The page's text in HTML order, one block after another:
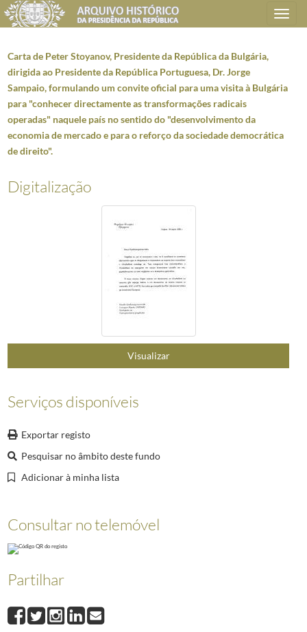
Toggle
navigation
Plano de classificação
Presidência da República
Carta de Todor Jivkov, Presidente do Conselho de Estado da
Carta de Peter Stoyanov, Presidente da República da Bulgária,
Carta do Presidente da República, Jorge Sampaio, dirigida a Peter
Carta de Peter Stoyanov, Presidente da República da Bulgária, dirigida
Carta do Presidente da República Portuguesa, Jorge Sampaio,
Carta de Peter Stoyanov, Presidente da República da Bulgária,
dirigida ao Presidente da República Portuguesa, Dr. Jorge
Sampaio, formulando um convite oficial para uma visita à Bulgária
para "conhecer directamente as transformações radicais
operadas" naquele país no sentido do "desenvolvimento da
economia de mercado e para o reforço da sociedade democrática
de direito".
Digitalização
Visualizar
Serviços disponíveis
Exportar registo
Pesquisar no âmbito deste fundo
Adicionar à minha lista
Consultar no telemóvel
Partilhar